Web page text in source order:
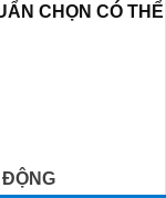
CHỌN CÓ
ĐỘNG